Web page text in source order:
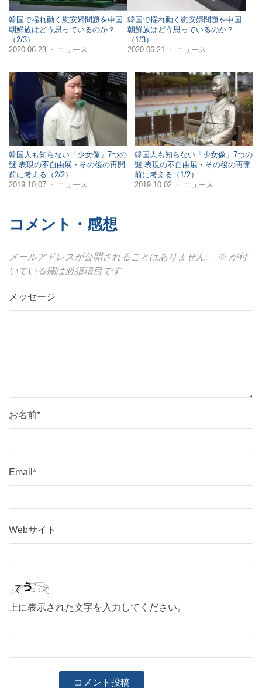
韓国で揺れ動く慰安婦問題を中国
朝鮮族はどう思っているのか？
（2/3）
2020.06.23
・ ニュース
韓国で揺れ動く慰安婦問題を中国
朝鮮族はどう思っているのか？
（1/3）
2020.06.21
・ ニュース
韓国人も知らない「少女像」7つの
謎 表現の不自由展・その後の再開
前に考える（2/2）
2019.10.07
・ ニュース
韓国人も知らない「少女像」7つの
謎 表現の不自由展・その後の再開
前に考える（1/2）
2019.10.02
・ ニュース
コメント・感想
メールアドレスが公開されることはありません。 ※ が付
いている欄は必須項目です
メッセージ
お名前*
Email*
Webサイト
上に表示された文字を入力してください。